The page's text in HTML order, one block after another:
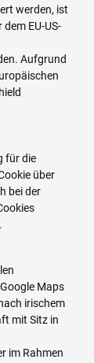
werden, ist
EU-US-
Aufgrund
für die
über
bei der
Maps
irischem
mit Sitz in
im Rahmen